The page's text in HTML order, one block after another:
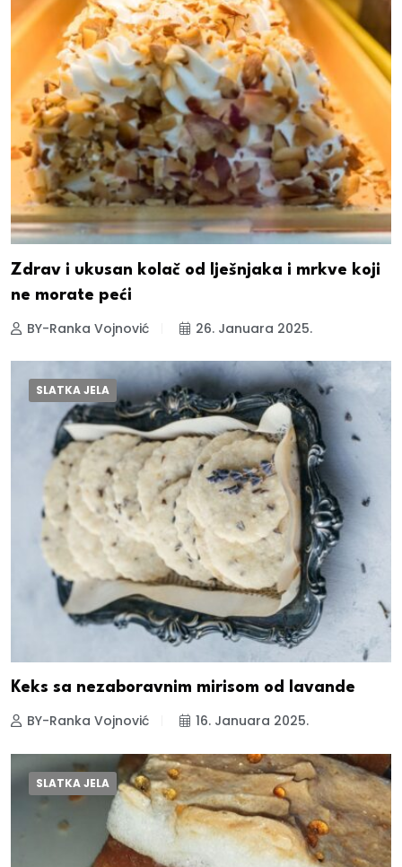
Zdrav i ukusan kolač od lješnjaka i mrkve koji
ne morate peći
BY-Ranka Vojnović 26. Januara 2025.
SLATKA JELA
Keks sa nezaboravnim mirisom od lavande
BY-Ranka Vojnović 16. Januara 2025.
SLATKA JELA